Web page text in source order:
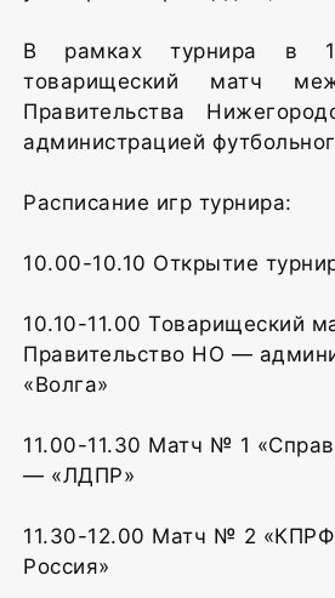
В рамках турнира в
товарищеский матч
Правительства
администрацией
Расписание игр турнира:
10.00-10.10 Открытие
10.10-11.00 Товарищеский
Правительство НО —
«Волга»
11.00-11.30 Матч № 1
— «ЛДПР»
11.30-12.00 Матч № 2
Россия»